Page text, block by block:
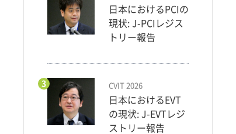
日本におけるPCIの
現状: J-PCIレジス
トリー報告
3 CVIT 2026
日本におけるEVT
の現状: J-EVTレジ
ストリー報告